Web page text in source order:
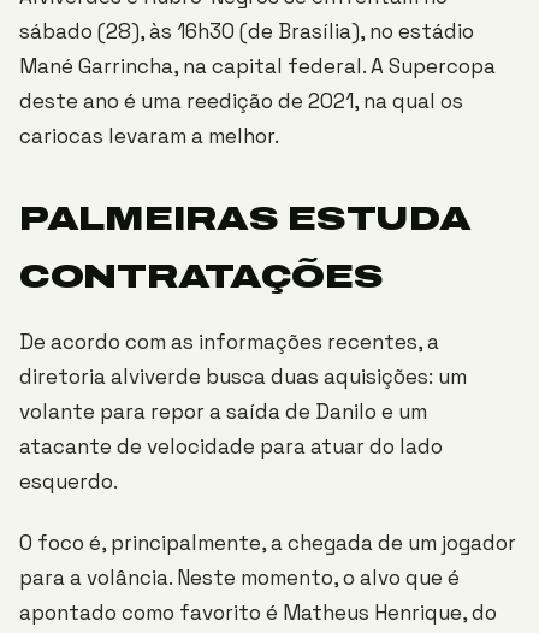
sábado (28), às 16h30 (de Brasília), no estádio
Mané Garrincha, na capital federal. A Supercopa
deste ano é uma reedição de 2021, na qual os
cariocas levaram a melhor.
PALMEIRAS ESTUDA
CONTRATAÇÕES
De acordo com as informações recentes, a
diretoria alviverde busca duas aquisições: um
volante para repor a saída de Danilo e um
atacante de velocidade para atuar do lado
esquerdo.
O foco é, principalmente, a chegada de um jogador
para a volância. Neste momento, o alvo que é
apontado como favorito é Matheus Henrique, do